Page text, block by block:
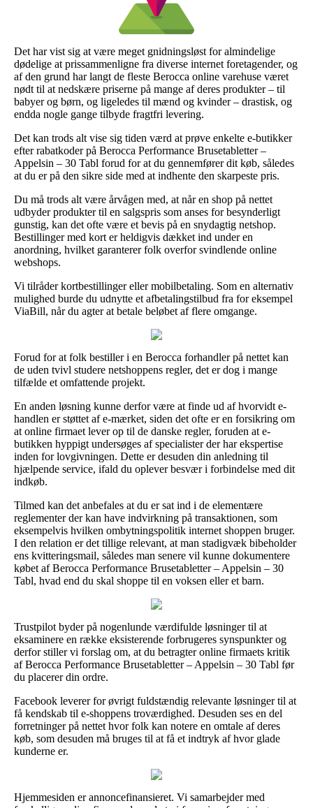
Det har vist sig at være meget gnidningsløst for almindelige
dødelige at prissammenligne fra diverse internet foretagender, og
af den grund har langt de fleste Berocca online varehuse været
nødt til at nedskære priserne på mange af deres produkter – til
babyer og børn, og ligeledes til mænd og kvinder – drastisk, og
endda nogle gange tilbyde fragtfri levering.
Det kan trods alt vise sig tiden værd at prøve enkelte e-butikker
efter rabatkoder på Berocca Performance Brusetabletter –
Appelsin – 30 Tabl forud for at du gennemfører dit køb, således
at du er på den sikre side med at indhente den skarpeste pris.
Du må trods alt være årvågen med, at når en shop på nettet
udbyder produkter til en salgspris som anses for besynderligt
gunstig, kan det ofte være et bevis på en snydagtig netshop.
Bestillinger med kort er heldigvis dækket ind under en
anordning, hvilket garanterer folk overfor svindlende online
webshops.
Vi tilråder kortbestillinger eller mobilbetaling. Som en alternativ
mulighed burde du udnytte et afbetalingstilbud fra for eksempel
ViaBill, når du agter at betale beløbet af flere omgange.
Forud for at folk bestiller i en Berocca forhandler på nettet kan
de uden tvivl studere netshoppens regler, det er dog i mange
tilfælde et omfattende projekt.
En anden løsning kunne derfor være at finde ud af hvorvidt e-
handlen er støttet af e-mærket, siden det ofte er en forsikring om
at online firmaet lever op til de danske regler, foruden at e-
butikken hyppigt undersøges af specialister der har ekspertise
inden for lovgivningen. Dette er desuden din anledning til
hjælpende service, ifald du oplever besvær i forbindelse med dit
indkøb.
Tilmed kan det anbefales at du er sat ind i de elementære
reglementer der kan have indvirkning på transaktionen, som
eksempelvis hvilken ombytningspolitik internet shoppen bruger.
I den relation er det tillige relevant, at man stadigvæk bibeholder
ens kvitteringsmail, således man senere vil kunne dokumentere
købet af Berocca Performance Brusetabletter – Appelsin – 30
Tabl, hvad end du skal shoppe til en voksen eller et barn.
Trustpilot byder på nogenlunde værdifulde løsninger til at
eksaminere en række eksisterende forbrugeres synspunkter og
derfor stiller vi forslag om, at du betragter online firmaets kritik
af Berocca Performance Brusetabletter – Appelsin – 30 Tabl før
du placerer din ordre.
Facebook leverer for øvrigt fuldstændig relevante løsninger til at
få kendskab til e-shoppens troværdighed. Desuden ses en del
forretninger på nettet hvor folk kan notere en omtale af deres
køb, som desuden må bruges til at få et indtryk af hvor glade
kunderne er.
Hjemmesiden er annoncefinansieret. Vi samarbejder med